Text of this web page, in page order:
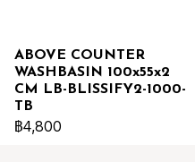
ABOVE COUNTER
WASHBASIN 100x55x2
CM LB-BLISSIFY2-1000-
TB
฿4,800